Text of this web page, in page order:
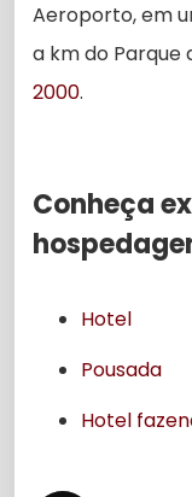
Aeroporto, em
a km do Parque
2000.
Conheça
Hotel
Pousada
Hotel